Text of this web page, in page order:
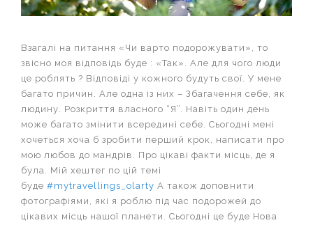
Взагалі на питання «Чи варто подорожувати», то
звісно моя відповідь буде : «Так». Але для чого люди
це роблять ? Відповіді у кожного будуть свої. У мене
багато причин. Але одна із них – Збагачення себе, як
людину. Розкриття власного “Я”. Навіть один день
може багато змінити всередині себе. Сьогодні мені
хочеться хоча б зробити перший крок, написати про
мою любов до мандрів. Про цікаві факти місць, де я
була. Мій хештег по цій темі
буде #mytravellings_olarty А також доповнити
фотографіями, які я роблю під час подорожей до
цікавих місць нашої планети. Сьогодні це буде Нова